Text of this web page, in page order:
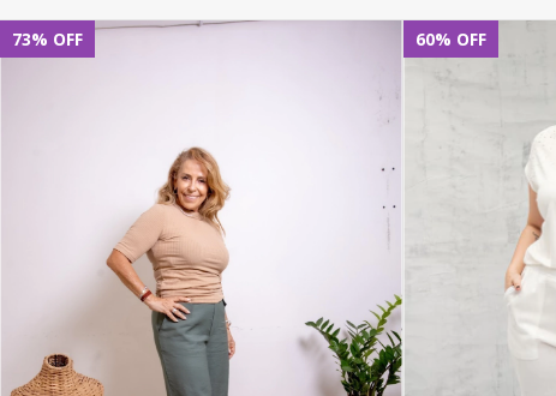
73% OFF 60% OFF